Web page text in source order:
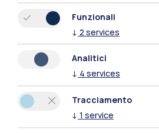
Xi'an
Naviga il sito
Contattaci
Funzionali
↓ 2 services
Analitici
↓ 4 services
Tracciamento
↓ 1 service